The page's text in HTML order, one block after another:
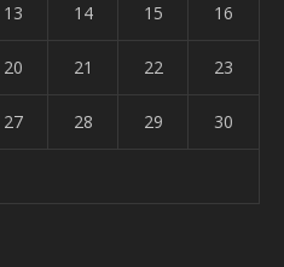
13 14 15 16
20 21 22 23
27 28 29 30